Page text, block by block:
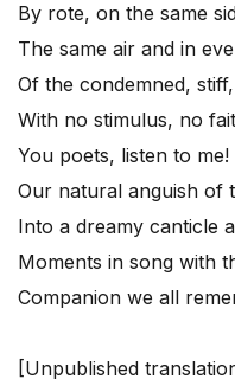
By rote, on the same
The same air and in
Of the condemned,
With no stimulus, no
You poets, listen to me!
Our natural anguish of
Into a dreamy canticle
Moments in song with
Companion we all
[Unpublished